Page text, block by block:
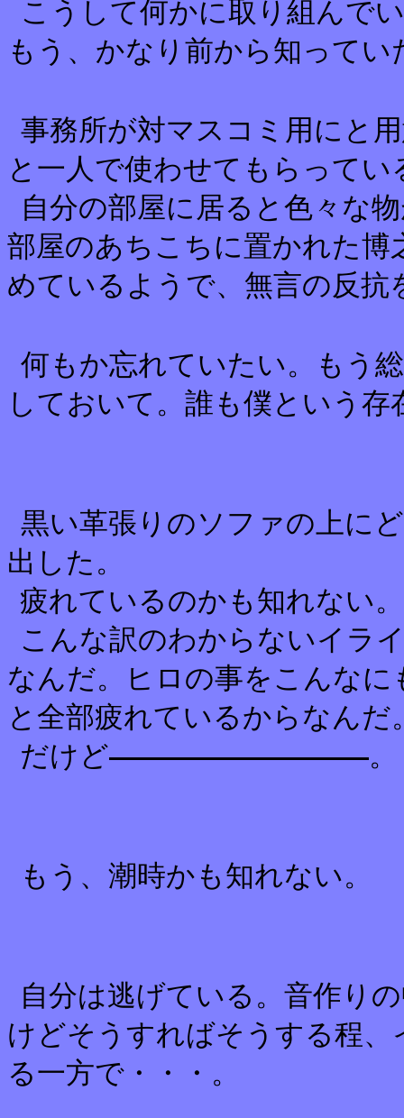
こうして何かに取り組んで
もう、かなり前から知ってい
事務所が対マスコミ用にと
と一人で使わせてもらってい
自分の部屋に居ると色々な
部屋のあちこちに置かれた
めているようで、無言の反
何もか忘れていたい。もう
しておいて。誰も僕という
黒い革張りのソファの上に
出した。
疲れているのかも知れない。
こんな訳のわからないイラ
なんだ。ヒロの事をこんな
と全部疲れているからなんだ
だけど
。
もう、潮時かも知れない。
自分は逃げている。音作り
けどそうすればそうする程
る一方で・・・。